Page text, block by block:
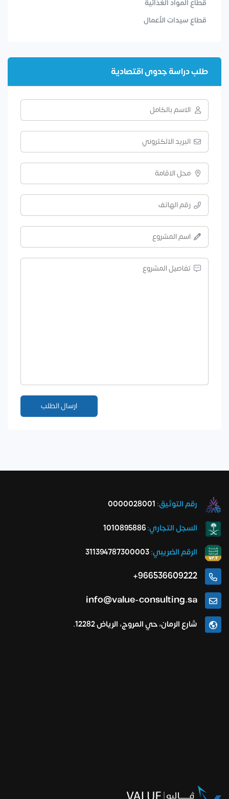
قطاع المواد الغذائية
قطاع سيدات الأعمال
طلب دراسة جدوى اقتصادية
رقم التوثيق: 0000028001
السجل التجاري:1010895886
الرقم الضريبي:311394787300003
966536609222+
info@value-consulting.sa
شارع الرمان، حي المروج، الرياض 12282.